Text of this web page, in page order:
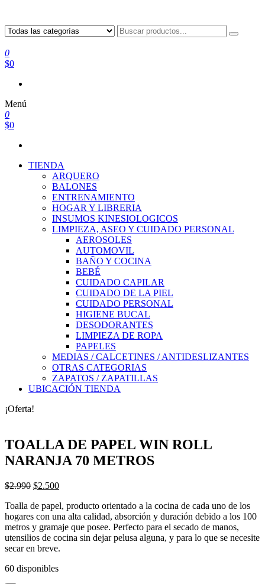
0
$0
Menú
0
$0
TIENDA
ARQUERO
BALONES
ENTRENAMIENTO
HOGAR Y LIBRERIA
INSUMOS KINESIOLOGICOS
LIMPIEZA, ASEO Y CUIDADO PERSONAL
AEROSOLES
AUTOMOVIL
BAÑO Y COCINA
BEBÉ
CUIDADO CAPILAR
CUIDADO DE LA PIEL
CUIDADO PERSONAL
HIGIENE BUCAL
DESODORANTES
LIMPIEZA DE ROPA
PAPELES
MEDIAS / CALCETINES / ANTIDESLIZANTES
OTRAS CATEGORIAS
ZAPATOS / ZAPATILLAS
UBICACIÓN TIENDA
¡Oferta!
TOALLA DE PAPEL WIN ROLL
NARANJA 70 METROS
$2.990 El
original
era:
$2.990.
$2.500El
actual
es:
$2.500.
Toalla de papel, producto orientado a la cocina de cada uno de los
hogares con una alta calidad, absorción y duración debido a los 100
metros y gramaje que posee. Perfecto para el secado de manos,
utensilios de cocina sin dejar pelusa alguna, y para lo que se necesite
secar en breve.
60 disponibles